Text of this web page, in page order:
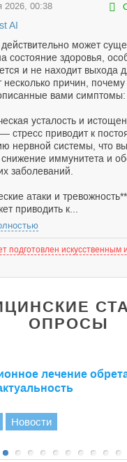
2026, 00:38
AI
может
состояние здоровья,
и не находит выхода
несколько причин,
вами симптомы:
усталость и
стресс приводит к
нервной системы, что
снижение иммунитета и
заболеваний.
атаки и
приводить к...
подготовлен искусственным
ОПРОСЫ
лечение
Новости